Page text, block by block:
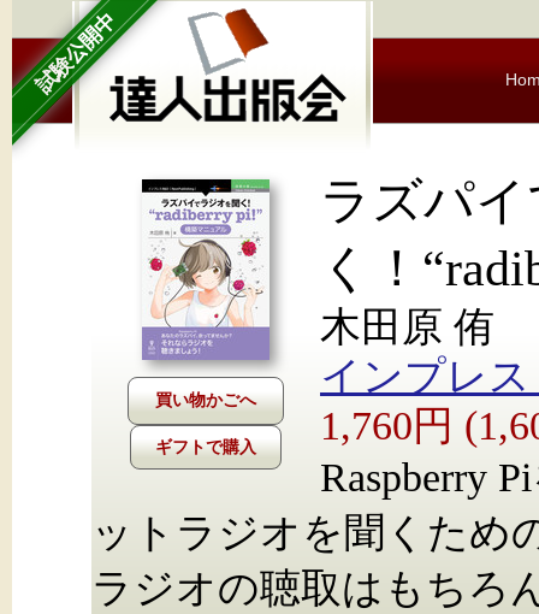
試験公開中
ギフトで購入
ラズパ
く！
木田原 侑
インプレス
1,760円
Raspberry
ットラジオを聞くため
ラジオの聴取はもちろ